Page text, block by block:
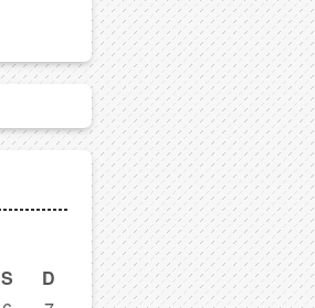
S D